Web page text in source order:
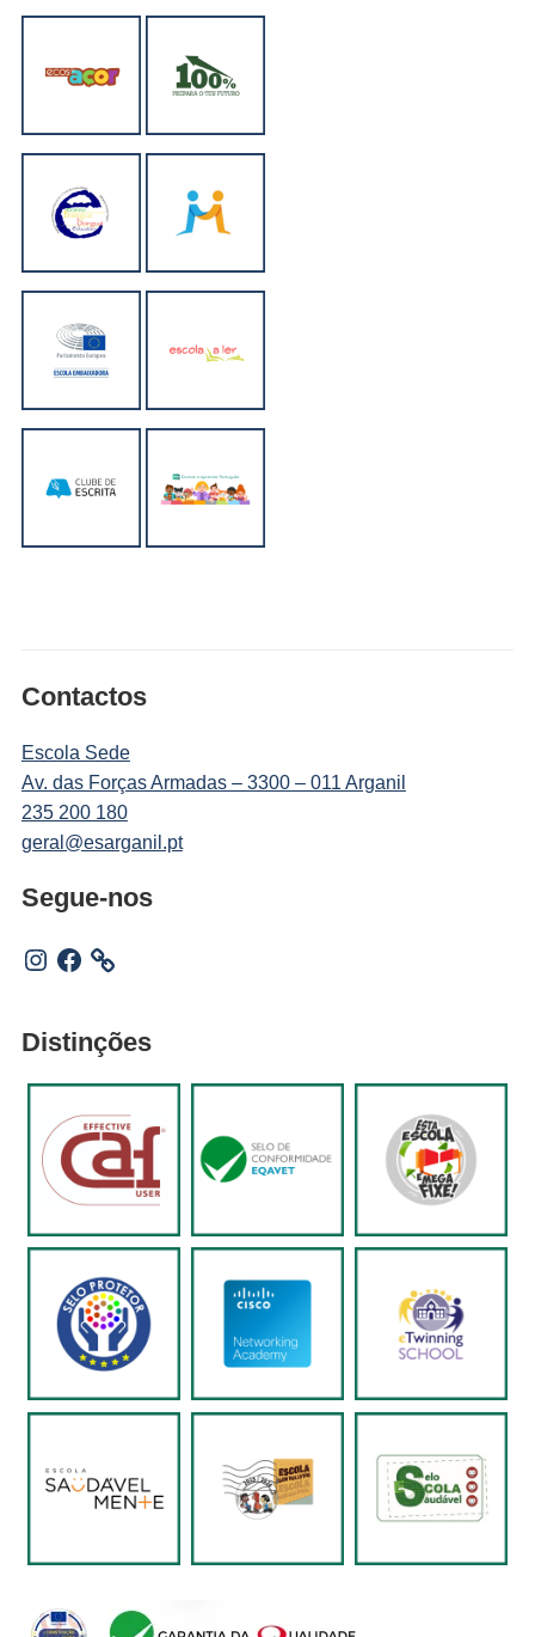
Contactos
Escola Sede
Av. das Forças Armadas – 3300 – 011 Arganil
235 200 180
geral@esarganil.pt
Segue-nos
Instagram
Facebook
Distinções